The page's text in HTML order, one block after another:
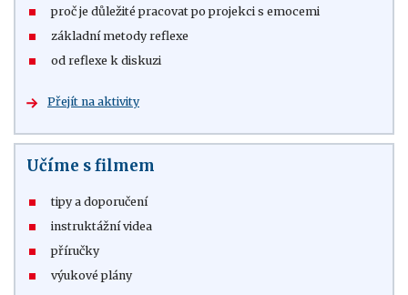
proč je důležité pracovat po projekci s emocemi
základní metody reflexe
od reflexe k diskuzi
Přejít na aktivity
Učíme s filmem
tipy a doporučení
instruktážní videa
příručky
výukové plány